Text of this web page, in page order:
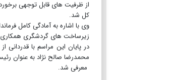
از ظرفیت های قابل توجهی
کل شد.
وی با اشاره به آمادگی کامل
زیرساخت های گردشگری همکاری و
در پایان این مراسم با
محمدرضا صالح نژاد به عنوان
معرفی شد.